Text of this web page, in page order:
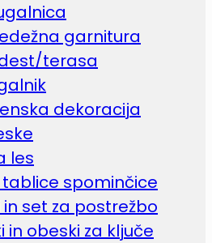
garnitura
terasa
dekoracija
les
tablice spominčice
set za postrežbo
in obeski za ključe